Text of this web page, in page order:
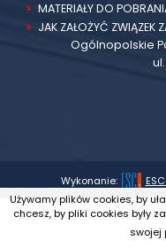
MATERIAŁY DO
JAK ZAŁOŻYĆ ZWIĄZEK
Ogólnopolskie
Wykonanie:
Używamy plików cookies, by
chcesz, by pliki cookies były
swojej